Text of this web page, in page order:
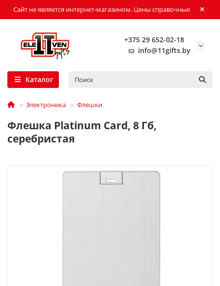
Сайт не является интернет-магазином. Цены справочные
+375 29 652-02-18
info@11gifts.by
Каталог
Электроника Флешки
Флешка Platinum Card, 8 Гб,
серебристая